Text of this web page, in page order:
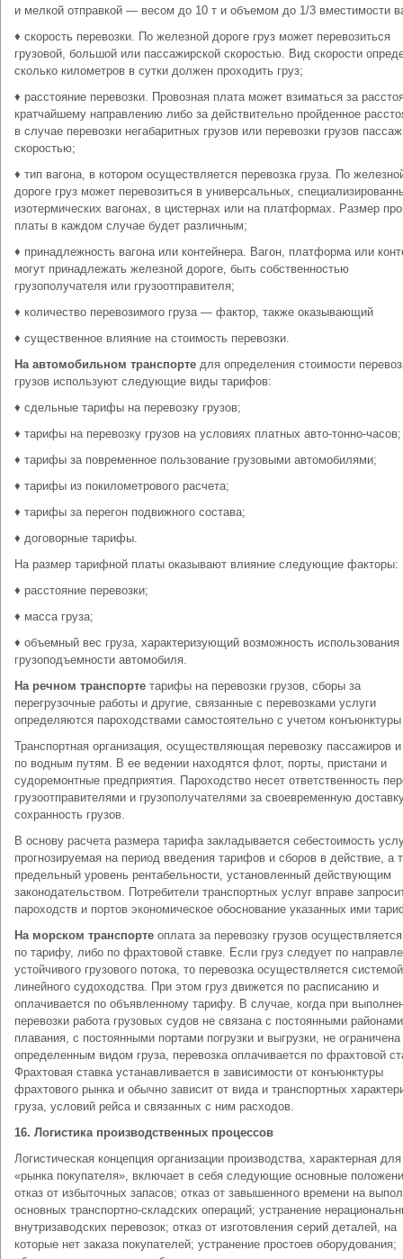
и мелкой отправкой — весом до 10 т и объемом до 1/3 вместимости
♦ скорость перевозки. По железной дороге груз может перевозиться
грузовой, большой или пассажирской скоростью. Вид скорости
сколько километров в сутки должен проходить груз;
♦ расстояние перевозки. Провозная плата может взиматься за
кратчайшему направлению либо за действительно пройденное
в случае перевозки негабаритных грузов или перевозки грузов
скоростью;
♦ тип вагона, в котором осуществляется перевозка груза. По
дороге груз может перевозиться в универсальных,
изотермических вагонах, в цистернах или на платформах. Размер
платы в каждом случае будет различным;
♦ принадлежность вагона или контейнера. Вагон, платформа или
могут принадлежать железной дороге, быть собственностью
грузополучателя или грузоотправителя;
♦ количество перевозимого груза — фактор, также оказывающий
♦ существенное влияние на стоимость перевозки.
На автомобильном транспорте для определения стоимости
грузов используют следующие виды тарифов:
♦ сдельные тарифы на перевозку грузов;
♦ тарифы на перевозку грузов на условиях платных авто-тонно-часов;
♦ тарифы за повременное пользование грузовыми автомобилями;
♦ тарифы из покилометрового расчета;
♦ тарифы за перегон подвижного состава;
♦ договорные тарифы.
На размер тарифной платы оказывают влияние следующие факторы:
♦ расстояние перевозки;
♦ масса груза;
♦ объемный вес груза, характеризующий возможность использования
грузоподъемности автомобиля.
На речном транспорте тарифы на перевозки грузов, сборы за
перегрузочные работы и другие, связанные с перевозками услуги
определяются пароходствами самостоятельно с учетом
Транспортная организация, осуществляющая перевозку пассажиров и
по водным путям. В ее ведении находятся флот, порты, пристани и
судоремонтные предприятия. Пароходство несет ответственность
грузоотправителями и грузополучателями за своевременную
сохранность грузов.
В основу расчета размера тарифа закладывается себестоимость
прогнозируемая на период введения тарифов и сборов в действие, а
предельный уровень рентабельности, установленный действующим
законодательством. Потребители транспортных услуг вправе
пароходств и портов экономическое обоснование указанных ими
На морском транспорте оплата за перевозку грузов
по тарифу, либо по фрахтовой ставке. Если груз следует по
устойчивого грузового потока, то перевозка осуществляется системой
линейного судоходства. При этом груз движется по расписанию и
оплачивается по объявленному тарифу. В случае, когда при
перевозки работа грузовых судов не связана с постоянными районами
плавания, с постоянными портами погрузки и выгрузки, не ограничена
определенным видом груза, перевозка оплачивается по фрахтовой
Фрахтовая ставка устанавливается в зависимости от конъюнктуры
фрахтового рынка и обычно зависит от вида и транспортных
груза, условий рейса и связанных с ним расходов.
16. Логистика производственных процессов
Логистическая концепция организации производства, характерная для
«рынка покупателя», включает в себя следующие основные
отказ от избыточных запасов; отказ от завышенного времени на
основных транспортно-складских операций; устранение
внутризаводских перевозок; отказ от изготовления серий деталей, на
которые нет заказа покупателей; устранение простоев оборудования;